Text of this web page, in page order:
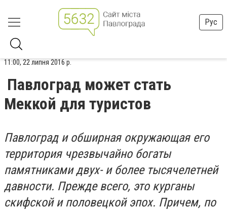
Рус
11:00, 22 липня 2016 р.
Павлоград может стать
Меккой для туристов
Павлоград и обширная окружающая его
территория чрезвычайно богаты
памятниками двух- и более тысячелетней
давности. Прежде всего, это курганы
скифской и половецкой эпох. Причем, по